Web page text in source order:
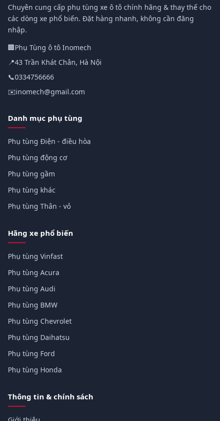
Chuyên cung cấp phụ tùng xe ô tô chính hãng & thay thế cho
các dòng xe phổ biến. Đặt hàng nhanh, không cần đăng
nhập.
🏢Phụ Tùng ô tô Inomech
📍43 Trần Khát Chân, Hà Nội
📞0334756666
✉️inomech@gmail.com
Danh mục phụ tùng
Phụ tùng Điện - điều hòa
Phụ tùng động cơ
Phụ tùng gầm
Phụ tùng khác
Phụ tùng Thân - vỏ
Hãng xe phổ biến
Phụ tùng Vinfast
Phụ tùng Acura
Phụ tùng Audi
Phụ tùng BMW
Phụ tùng Chevrolet
Phụ tùng Daihatsu
Phụ tùng Ford
Phụ tùng Honda
Thông tin & chính sách